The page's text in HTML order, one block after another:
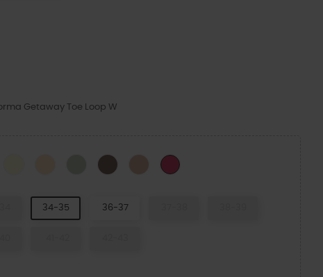
Getaway Toe Loop W
Golden HourJade TintTruffle Pink CaramelDragon Fruit
34-35 36-37